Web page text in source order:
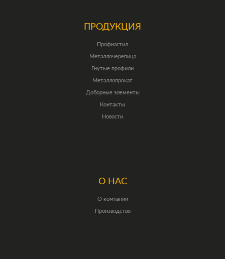
ПРОДУКЦИЯ
Профнастил
Металлочерепица
Гнутые профили
Металлопрокат
Доборные элементы
Контакты
Новости
О НАС
О компании
Производство